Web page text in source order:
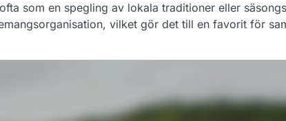
som en spegling av lokala traditioner eller
vilket gör det till en favorit för